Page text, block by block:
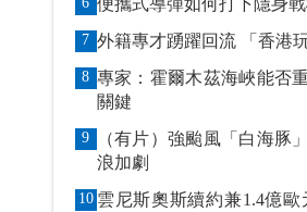
便攜式導彈如何打下隱身戰
7 外籍專才踴
8 專家：霍爾木茲海峽能否
關鍵
9
（有片）強颱風「白海
浪加劇
10 雲尼斯奧斯續約兼1.4億歐元豪簽